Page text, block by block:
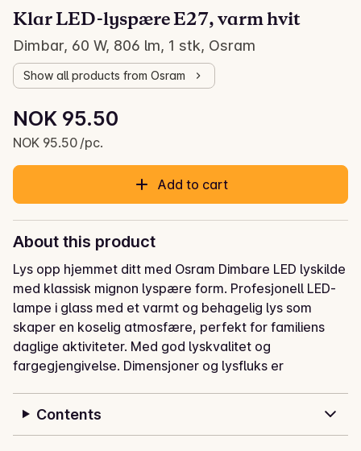
Klar LED-lyspære E27, varm hvit
Dimbar, 60 W, 806 lm, 1 stk, Osram
Show all products from Osram
Current price is: NOK 95.50
NOK 95.50
NOK 95.50 /pc.
Unit price: NOK 95.50 /pc.
Add to cart
About this product
Lys opp hjemmet ditt med Osram Dimbare LED lyskilde
med klassisk mignon lyspære form. Profesjonell LED-
lampe i glass med et varmt og behagelig lys som
skaper en koselig atmosfære, perfekt for familiens
daglige aktiviteter. Med god lyskvalitet og
fargegjengivelse. Dimensjoner og lysfluks er
strømregningen med energieffektive lyspærer som
Contents